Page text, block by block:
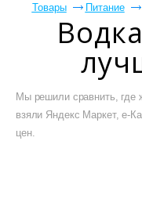
Товары Питание
Мы решили сравнить, где
взяли Яндекс Маркет, е-
цен.